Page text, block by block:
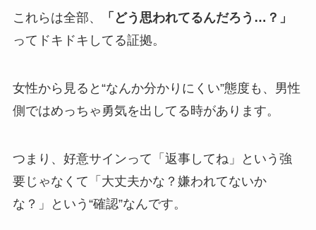
これらは全部、
「どう思われてるんだろう…？」
ってドキドキしてる証拠。
女性から見ると“なんか分かりにくい”態度も、男性
側ではめっちゃ勇気を出してる時があります。
つまり、好意サインって「返事してね」という強
要じゃなくて「大丈夫かな？嫌われてないか
な？」という“確認”なんです。